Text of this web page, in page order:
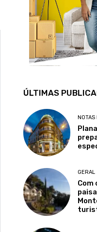
ÚLTIMAS
GERAL
Com